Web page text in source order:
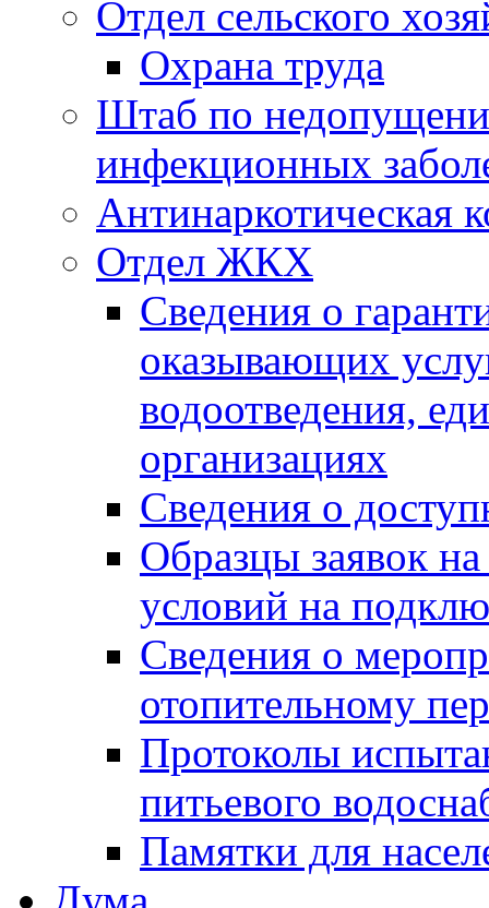
Отдел сельского
Охрана труда
Штаб по
инфекционных
Антинаркотическая
Отдел ЖКХ
Сведения о
оказывающих
водоотведения,
организациях
Сведения о
Образцы заявок
условий на
Сведения о
отопительному
Протоколы
питьевого
Памятки для